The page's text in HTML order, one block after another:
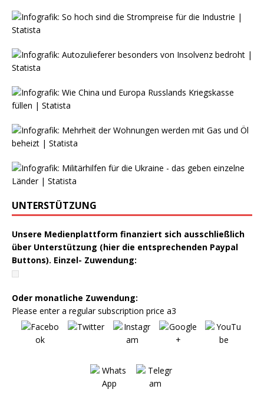
UNTERSTÜTZUNG
Unsere Medienplattform finanziert sich ausschließlich
über Unterstützung (hier die entsprechenden Paypal
Buttons). Einzel- Zuwendung:
Oder monatliche Zuwendung:
Please enter a regular subscription price a3